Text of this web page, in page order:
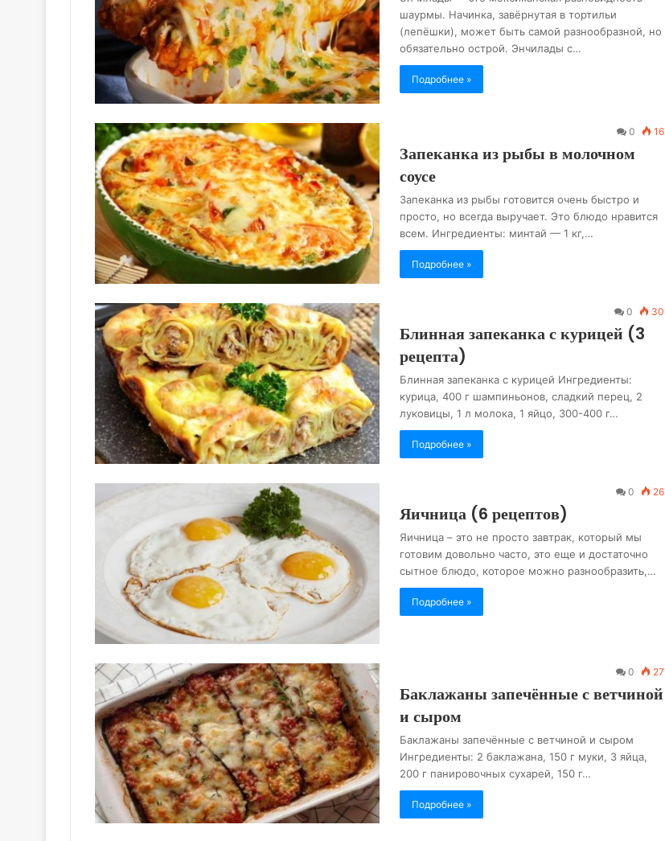
шаурмы. Начинка, завёрнутая в тортильи
(лепёшки), может быть самой разнообразной, но
обязательно острой. Энчилады с…
Подробнее »
0 16
Запеканка из рыбы в молочном
соусе
Запеканка из рыбы готовится очень быстро и
просто, но всегда выручает. Это блюдо нравится
всем. Ингредиенты: минтай — 1 кг,…
Подробнее »
0 30
Блинная запеканка с курицей (3
рецепта)
Блинная запеканка с курицей Ингредиенты:
курица, 400 г шампиньонов, сладкий перец, 2
луковицы, 1 л молока, 1 яйцо, 300-400 г…
Подробнее »
0 26
Яичница (6 рецептов)
Яичница – это не просто завтрак, который мы
готовим довольно часто, это еще и достаточно
сытное блюдо, которое можно разнообразить,…
Подробнее »
0 27
Баклажаны запечённые с ветчиной
и сыром
Баклажаны запечённые с ветчиной и сыром
Ингредиенты: 2 баклажана, 150 г муки, 3 яйца,
200 г панировочных сухарей, 150 г…
Подробнее »